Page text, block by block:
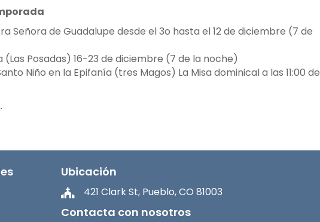
Señora de Guadalupe desde el 3o hasta el 12 de diciembre (7 de
(Las Posadas) 16-23 de diciembre (7 de la noche)
Niño en la Epifanía (tres Magos) La Misa dominical a las 11:00 de
Ubicación
421 Clark St, Pueblo, CO 81003
Contacta con nosotros